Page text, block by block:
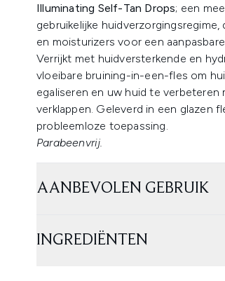
Illuminating Self-Tan Drops; een
gebruikelijke
en moisturizers voor een
Verrijkt met huidversterkende en
vloeibare bruining-in-een-fles om
egaliseren en uw huid te
verklappen. Geleverd in een glazen
probleemloze toepassing.
Parabeenvrij.
AANBEVOLEN GEBRUIK
INGREDIËNTEN